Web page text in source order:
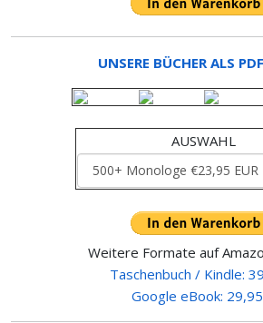
UNSERE BÜCHER ALS
AUSWAHL
Weitere Formate auf
Taschenbuch / Kindle:
Google eBook: